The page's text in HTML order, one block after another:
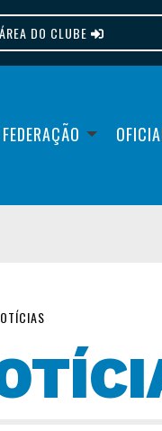
ÁREA DO CLUBE
FEDERAÇÃO